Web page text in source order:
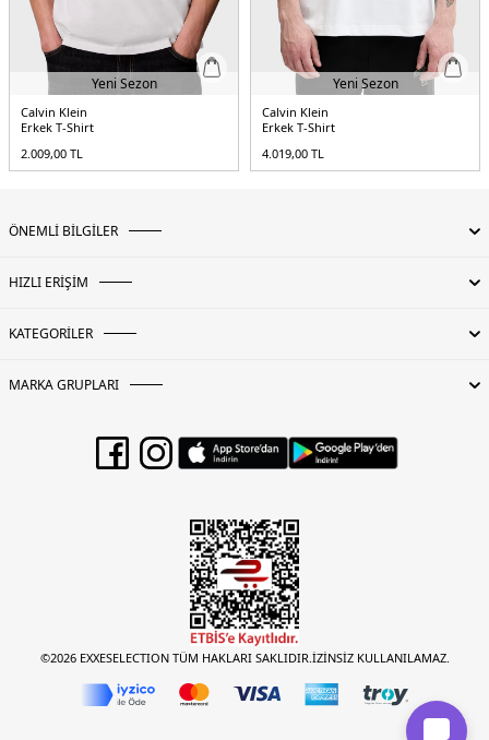
Yeni Sezon
Calvin Klein
Erkek T-Shirt
2.009,00 TL
Yeni Sezon
Calvin Klein
Erkek T-Shirt
4.019,00 TL
ÖNEMLİ BİLGİLER
HIZLI ERİŞİM
KATEGORİLER
MARKA GRUPLARI
©2026 EXXESELECTION TÜM HAKLARI SAKLIDIR.İZİNSİZ KULLANILAMAZ.